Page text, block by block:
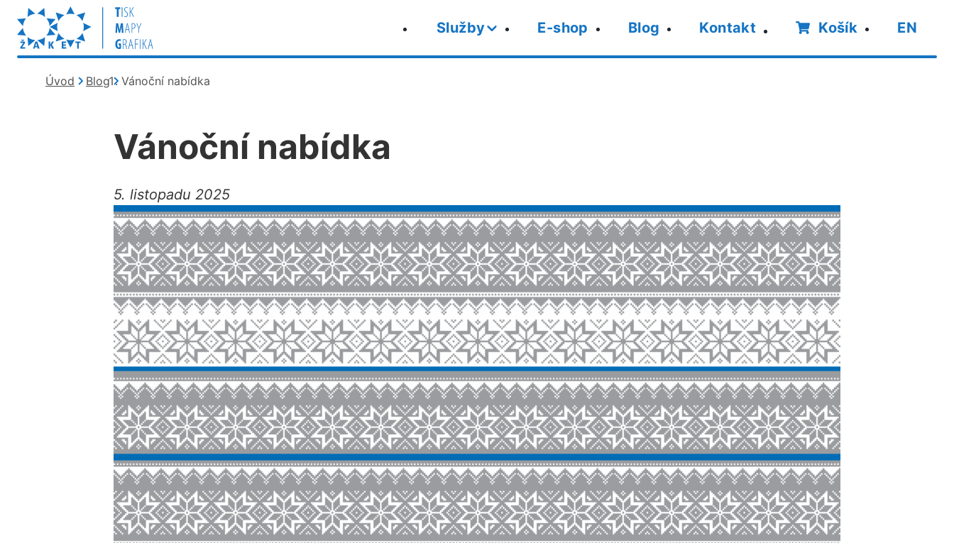
Služby
E-shop Blog Kontakt Košík EN
Kde se nacházím?
Úvod Blog Vánoční nabídka
Vánoční nabídka
5. listopadu 2025